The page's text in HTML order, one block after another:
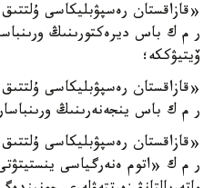
«قازاقستان رەسپۋبليكاسى
ر م ك باس ديرەكتورىنىڭ
ۆيتيۋككە؛
«قازاقستان رەسپۋبليكاسى
ر م ك باس ينجەنەرىنىڭ
«قازاقستان رەسپۋبليكاسى
ر م ك «اتوم ەنەرگياسى